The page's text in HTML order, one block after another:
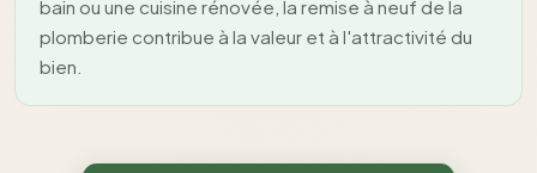
bain ou une cuisine rénovée, la remise à neuf de la
plomberie contribue à la valeur et à l'attractivité du
bien.